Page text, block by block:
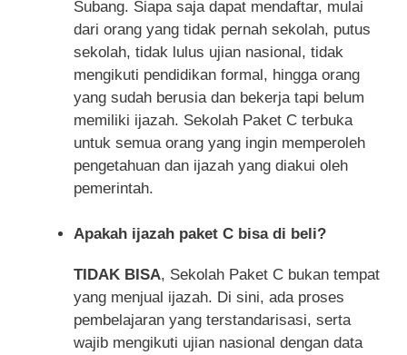
Subang. Siapa saja dapat mendaftar, mulai
dari orang yang tidak pernah sekolah, putus
sekolah, tidak lulus ujian nasional, tidak
mengikuti pendidikan formal, hingga orang
yang sudah berusia dan bekerja tapi belum
memiliki ijazah. Sekolah Paket C terbuka
untuk semua orang yang ingin memperoleh
pengetahuan dan ijazah yang diakui oleh
pemerintah.
Apakah ijazah paket C bisa di beli?
TIDAK BISA, Sekolah Paket C bukan tempat
yang menjual ijazah. Di sini, ada proses
pembelajaran yang terstandarisasi, serta
wajib mengikuti ujian nasional dengan data